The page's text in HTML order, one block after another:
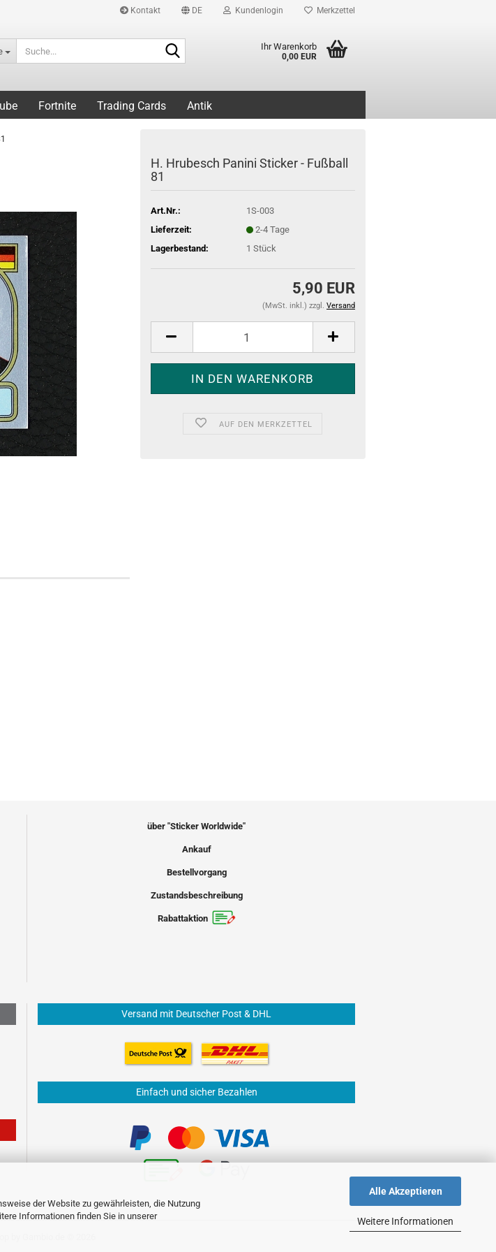
der Website zu gewährleisten, die Nutzung
Informationen finden Sie in unserer
Alle Akzeptieren
Weitere Informationen
Kontakt DE Kundenlogin Merkzettel
Ihr Warenkorb
0,00 EUR
Fortnite Trading Cards Antik
H. Hrubesch Panini Sticker - Fußball
81
Art.Nr.:
1S-003
Lieferzeit:
2-4 Tage
Lagerbestand:
1 Stück
5,90 EUR
(MwSt. inkl.) zzgl. Versand
AUF DEN MERKZETTEL
über "Sticker Worldwide"
Ankauf
Bestellvorgang
Zustandsbeschreibung
Rabattaktion
Versand mit Deutscher Post & DHL
Einfach und sicher Bezahlen